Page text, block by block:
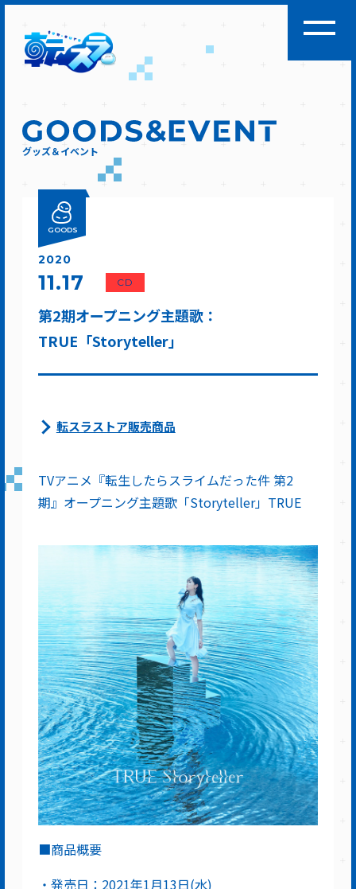
グッズ＆イベント
GOODS
第2期オープニング主題歌：
TRUE「Storyteller」
CD
2020
11.17
転スラストア販売商品
TVアニメ『転生したらスライムだった件 第2
期』オープニング主題歌「Storyteller」TRUE
■商品概要
・発売日：2021年1月13日(水)